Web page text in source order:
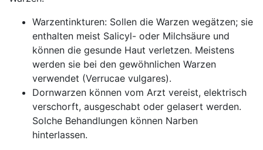
Warzentinkturen: Sollen die Warzen wegätzen; sie
enthalten meist Salicyl- oder Milchsäure und
können die gesunde Haut verletzen. Meistens
werden sie bei den gewöhnlichen Warzen
verwendet (Verrucae vulgares).
Dornwarzen können vom Arzt vereist, elektrisch
verschorft, ausgeschabt oder gelasert werden.
Solche Behandlungen können Narben
hinterlassen.